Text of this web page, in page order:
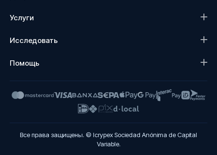
Услуги
Исследовать
Помощь
Все права защищены. © Icrypex Sociedad Anónima de Capital
Variable.